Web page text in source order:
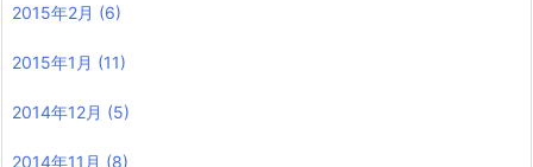
2015年2月 (6)
2015年1月 (11)
2014年12月 (5)
2014年11月 (8)